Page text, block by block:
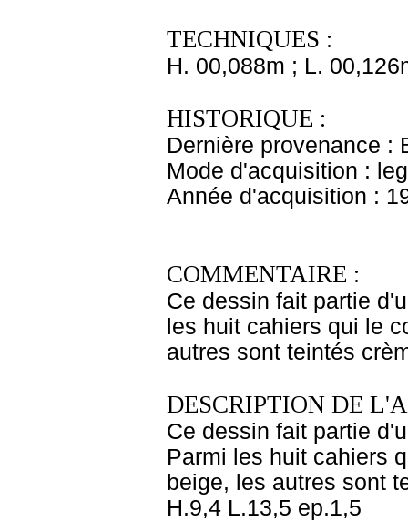
TECHNIQUES :
H. 00,088m ; L.
HISTORIQUE :
Dernière provenance :
Mode d'acquisition :
Année d'acquisition :
COMMENTAIRE :
Ce dessin fait partie
les huit cahiers qui le
autres sont teintés
DESCRIPTION DE
Ce dessin fait partie
Parmi les huit cahiers
beige, les autres sont
H.9,4 L.13,5 ep.1,5